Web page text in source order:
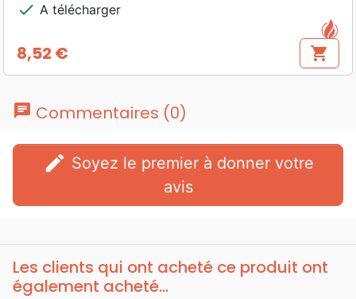
check A télécharger
Prix
8,52 € shopping_cart
chat Commentaires (0)
edit
avis
Les clients qui ont acheté ce produit ont
également acheté...